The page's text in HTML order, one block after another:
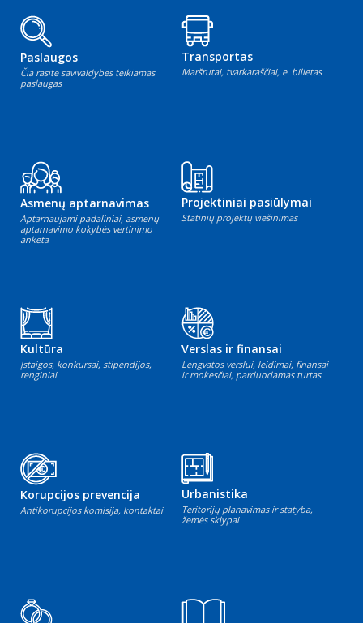
Paslaugos
Čia rasite savivaldybės teikiamas
paslaugas
Transportas
Maršrutai, tvarkaraščiai, e. bilietas
Asmenų aptarnavimas
Aptarnaujami padaliniai, asmenų
aptarnavimo kokybės vertinimo
anketa
Projektiniai pasiūlymai
Statinių projektų viešinimas
Kultūra
Įstaigos, konkursai, stipendijos,
renginiai
Verslas ir finansai
Lengvatos verslui, leidimai, finansai
ir mokesčiai, parduodamas turtas
Korupcijos prevencija
Antikorupcijos komisija, kontaktai
Urbanistika
Teritorijų planavimas ir statyba,
žemės sklypai